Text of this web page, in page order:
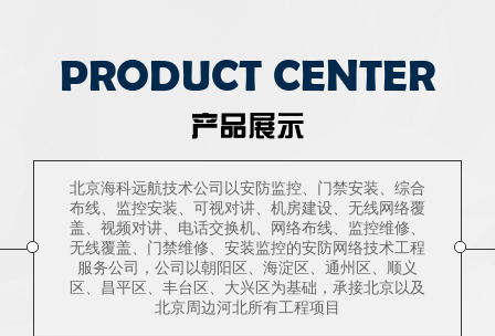
PRODUCT CENTER
产品展示
北京海科远航技术公司以安防监控、门禁安装、综合
布线、监控安装、可视对讲、机房建设、无线网络覆
盖、视频对讲、电话交换机、网络布线、监控维修、
无线覆盖、门禁维修、安装监控的安防网络技术工程
服务公司，公司以朝阳区、海淀区、通州区、顺义
区、昌平区、丰台区、大兴区为基础，承接北京以及
北京周边河北所有工程项目